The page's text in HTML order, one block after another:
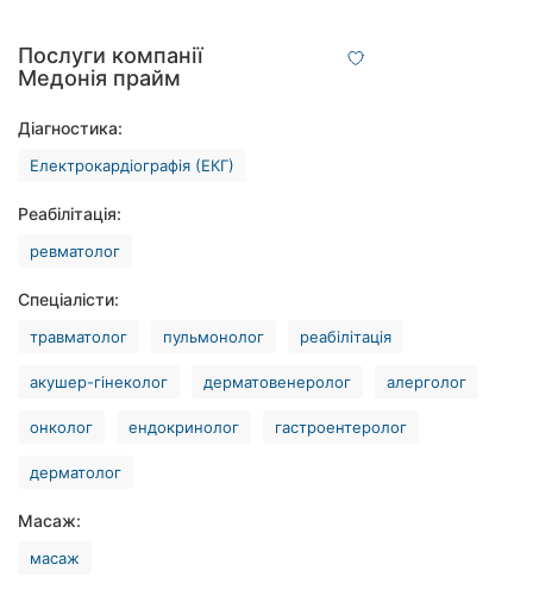
Тернопіль
Рівне
Київ
Харків
Запоріжжя
Ріг
Послуги компанії
Медонія прайм
Діагностика:
Електрокардіографія (ЕКГ)
Реабілітація:
ревматолог
Спеціалісти:
травматолог пульмонолог реабілітація
акушер-гінеколог дерматовенеролог алерголог
онколог ендокринолог гастроентеролог
дерматолог
Масаж:
масаж